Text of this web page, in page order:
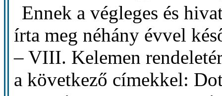
Ennek a végleges és
írta meg néhány évvel
– VIII. Kelemen
a következő címekkel: